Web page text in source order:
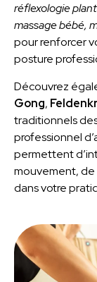
réflexologie
massage bébé,
pour renforcer
posture
Découvrez
Gong,
traditionnels
professionnel
permettent
mouvement,
dans votre